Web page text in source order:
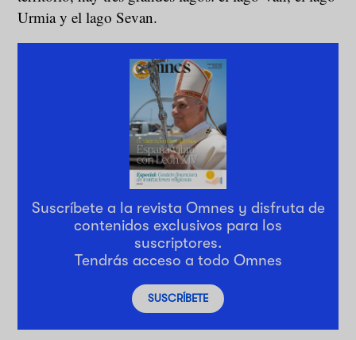
Urmia y el lago Sevan.
Suscríbete a la revista Omnes y disfruta de
contenidos exclusivos para los
suscriptores.
Tendrás acceso a todo Omnes
SUSCRÍBETE